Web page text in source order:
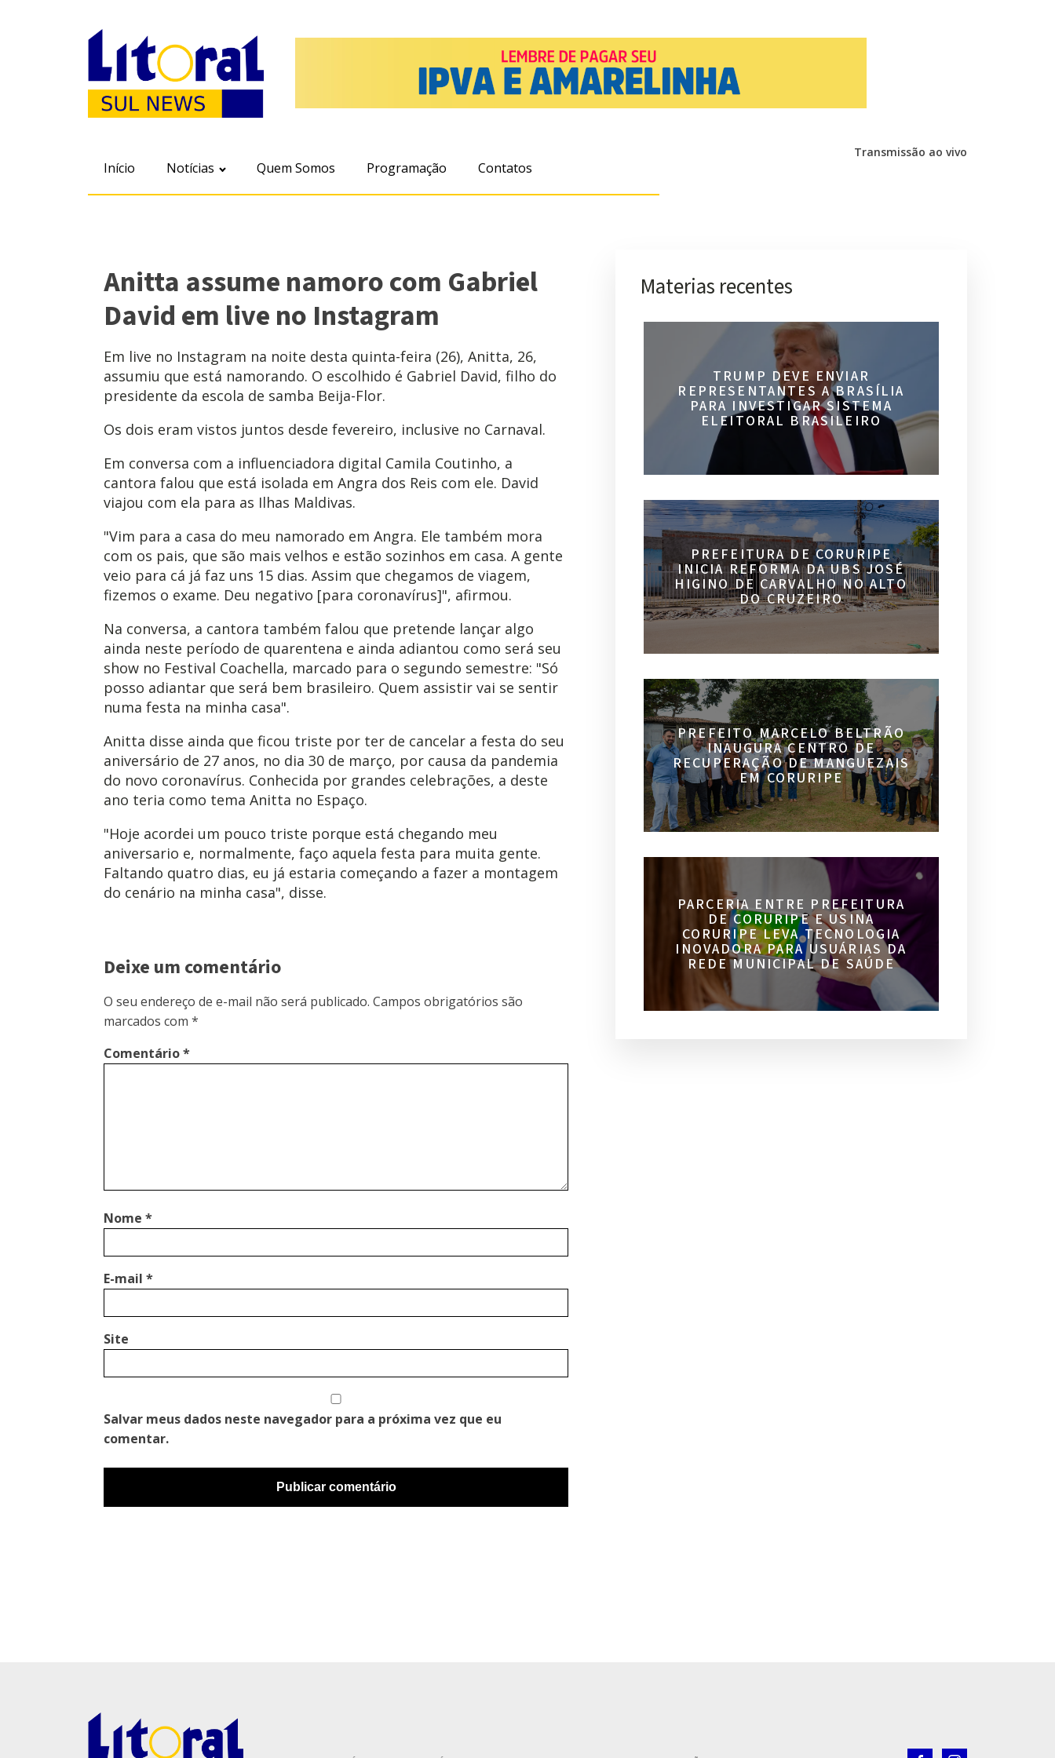
Início Notícias Quem Somos Programação Contatos
Transmissão ao vivo
Anitta assume namoro com Gabriel
David em live no Instagram
Em live no Instagram na noite desta quinta-feira (26), Anitta, 26,
assumiu que está namorando. O escolhido é Gabriel David, filho do
presidente da escola de samba Beija-Flor.
Os dois eram vistos juntos desde fevereiro, inclusive no Carnaval.
Em conversa com a influenciadora digital Camila Coutinho, a
cantora falou que está isolada em Angra dos Reis com ele. David
viajou com ela para as Ilhas Maldivas.
"Vim para a casa do meu namorado em Angra. Ele também mora
com os pais, que são mais velhos e estão sozinhos em casa. A gente
veio para cá já faz uns 15 dias. Assim que chegamos de viagem,
fizemos o exame. Deu negativo [para coronavírus]", afirmou.
Na conversa, a cantora também falou que pretende lançar algo
ainda neste período de quarentena e ainda adiantou como será seu
show no Festival Coachella, marcado para o segundo semestre: "Só
posso adiantar que será bem brasileiro. Quem assistir vai se sentir
numa festa na minha casa".
Anitta disse ainda que ficou triste por ter de cancelar a festa do seu
aniversário de 27 anos, no dia 30 de março, por causa da pandemia
do novo coronavírus. Conhecida por grandes celebrações, a deste
ano teria como tema Anitta no Espaço.
"Hoje acordei um pouco triste porque está chegando meu
aniversario e, normalmente, faço aquela festa para muita gente.
Faltando quatro dias, eu já estaria começando a fazer a montagem
do cenário na minha casa", disse.
Deixe um comentário
O seu endereço de e-mail não será publicado. Campos obrigatórios são
marcados com *
Comentário*
Nome *
E-mail *
Site
Salvar meus dados neste navegador para a próxima vez que eu
comentar.
Materias recentes
TRUMP DEVE ENVIAR
REPRESENTANTES A BRASÍLIA
PARA INVESTIGAR SISTEMA
ELEITORAL BRASILEIRO
PREFEITURA DE CORURIPE
INICIA REFORMA DA UBS JOSÉ
HIGINO DE CARVALHO NO ALTO
DO CRUZEIRO
PREFEITO MARCELO BELTRÃO
INAUGURA CENTRO DE
RECUPERAÇÃO DE MANGUEZAIS
EM CORURIPE
PARCERIA ENTRE PREFEITURA
DE CORURIPE E USINA
CORURIPE LEVA TECNOLOGIA
INOVADORA PARA USUÁRIAS DA
REDE MUNICIPAL DE SAÚDE